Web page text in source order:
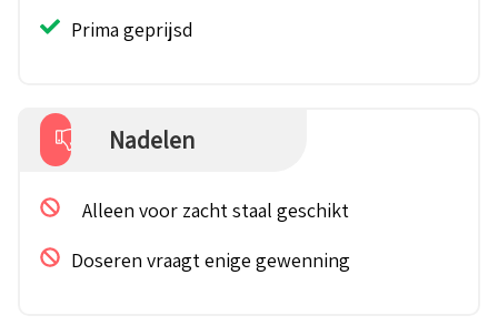
Prima geprijsd
Nadelen
Alleen voor zacht staal geschikt
Doseren vraagt enige gewenning